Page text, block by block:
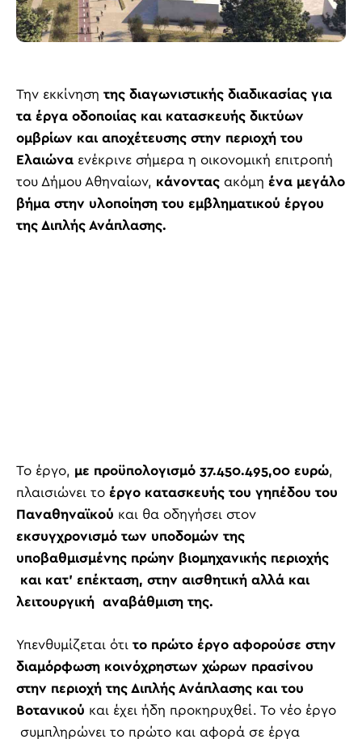
Την εκκίνηση της διαγωνιστικής διαδικασίας για
τα έργα οδοποιίας και κατασκευής δικτύων
ομβρίων και αποχέτευσης στην περιοχή του
Ελαιώνα ενέκρινε σήμερα η οικονομική επιτροπή
του Δήμου Αθηναίων, κάνοντας ακόμη ένα μεγάλο
βήμα στην υλοποίηση του εμβληματικού έργου
της Διπλής Ανάπλασης.
Το έργο, με προϋπολογισμό 37.450.495,00 ευρώ,
πλαισιώνει το έργο κατασκευής του γηπέδου του
Παναθηναϊκού και θα οδηγήσει στον
εκσυγχρονισμό των υποδομών της
υποβαθμισμένης πρώην βιομηχανικής περιοχής
και κατ’ επέκταση, στην αισθητική αλλά και
λειτουργική αναβάθμιση της.
Υπενθυμίζεται ότι το πρώτο έργο αφορούσε στην
διαμόρφωση κοινόχρηστων χώρων πρασίνου
στην περιοχή της Διπλής Ανάπλασης και του
Βοτανικού και έχει ήδη προκηρυχθεί. Το νέο έργο
συμπληρώνει το πρώτο και αφορά σε έργα